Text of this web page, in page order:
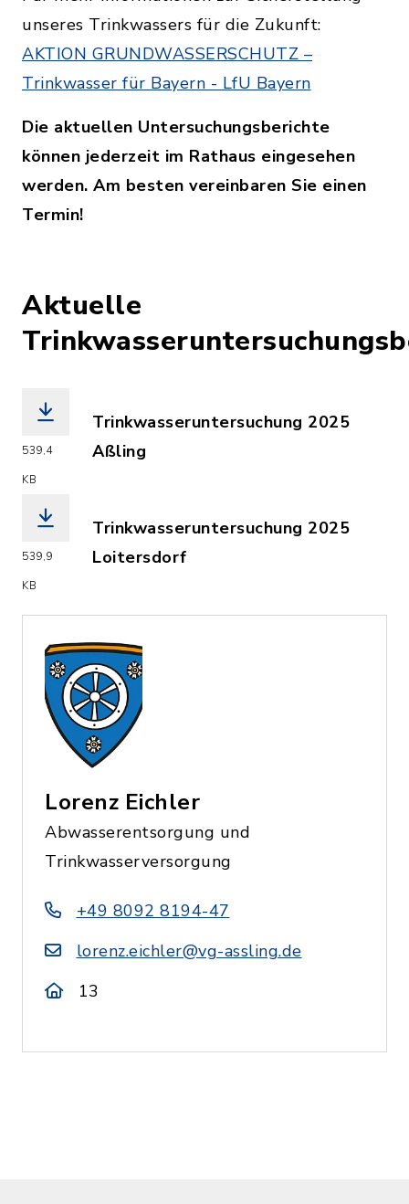
unseres Trinkwassers für die Zukunft:
AKTION GRUNDWASSERSCHUTZ –
Trinkwasser für Bayern - LfU Bayern
Die aktuellen Untersuchungsberichte
können jederzeit im Rathaus eingesehen
werden. Am besten vereinbaren Sie einen
Termin!
Aktuelle
539,4
KB
Trinkwasseruntersuchung 2025
Aßling
539,9
KB
Trinkwasseruntersuchung 2025
Loitersdorf
Lorenz Eichler
Abwasserentsorgung und
Trinkwasserversorgung
+49 8092 8194-47
lorenz.eichler@vg-assling.de
13